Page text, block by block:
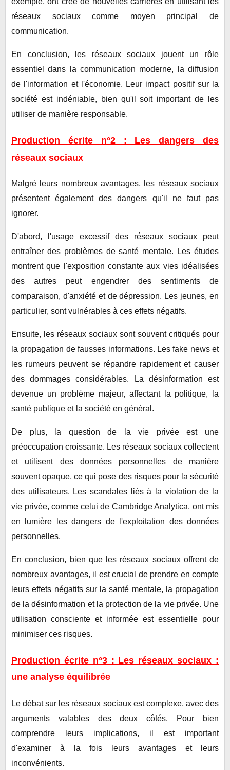
réseaux sociaux comme moyen principal de
communication.
En conclusion, les réseaux sociaux jouent un rôle
essentiel dans la communication moderne, la diffusion
de l'information et l'économie. Leur impact positif sur la
société est indéniable, bien qu'il soit important de les
utiliser de manière responsable.
Production écrite n°2 : Les dangers des
réseaux sociaux
Malgré leurs nombreux avantages, les réseaux sociaux
présentent également des dangers qu'il ne faut pas
ignorer.
D'abord, l'usage excessif des réseaux sociaux peut
entraîner des problèmes de santé mentale. Les études
montrent que l'exposition constante aux vies idéalisées
des autres peut engendrer des sentiments de
comparaison, d'anxiété et de dépression. Les jeunes, en
particulier, sont vulnérables à ces effets négatifs.
Ensuite, les réseaux sociaux sont souvent critiqués pour
la propagation de fausses informations. Les fake news et
les rumeurs peuvent se répandre rapidement et causer
des dommages considérables. La désinformation est
devenue un problème majeur, affectant la politique, la
santé publique et la société en général.
De plus, la question de la vie privée est une
préoccupation croissante. Les réseaux sociaux collectent
et utilisent des données personnelles de manière
souvent opaque, ce qui pose des risques pour la sécurité
des utilisateurs. Les scandales liés à la violation de la
vie privée, comme celui de Cambridge Analytica, ont mis
en lumière les dangers de l'exploitation des données
personnelles.
En conclusion, bien que les réseaux sociaux offrent de
nombreux avantages, il est crucial de prendre en compte
leurs effets négatifs sur la santé mentale, la propagation
de la désinformation et la protection de la vie privée. Une
utilisation consciente et informée est essentielle pour
minimiser ces risques.
Production écrite n°3 : Les réseaux sociaux :
une analyse équilibrée
Le débat sur les réseaux sociaux est complexe, avec des
arguments valables des deux côtés. Pour bien
comprendre leurs implications, il est important
d'examiner à la fois leurs avantages et leurs
inconvénients.